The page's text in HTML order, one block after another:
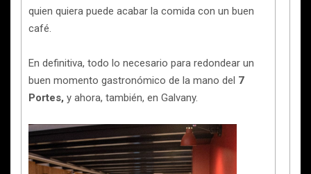
quien quiera puede acabar la comida con un buen
café.
En definitiva, todo lo necesario para redondear un
buen momento gastronómico de la mano del 7
Portes, y ahora, también, en Galvany.